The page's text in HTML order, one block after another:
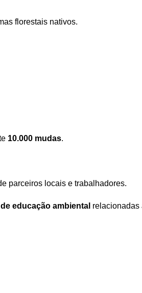
florestais nativos.
10.000 mudas.
parceiros locais e trabalhadores.
educação ambiental relacionadas